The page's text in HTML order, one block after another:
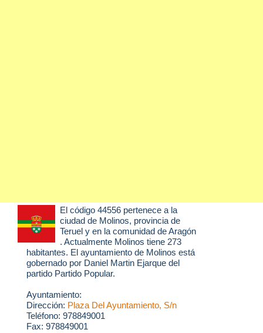
El código 44556 pertenece a la
ciudad de Molinos, provincia de
Teruel y en la comunidad de Aragón
. Actualmente Molinos tiene 273
habitantes. El ayuntamiento de Molinos está
gobernado por Daniel Martin Ejarque del
partido Partido Popular.
Ayuntamiento:
Dirección: Plaza Del Ayuntamiento, S/n
Teléfono: 978849001
Fax: 978849001